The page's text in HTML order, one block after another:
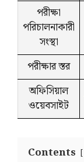
পরীক্ষা
পরিচালনাকারী
সংস্থা
পরীক্ষার স্তর
অফিসিয়াল
ওয়েবসাইট
Contents